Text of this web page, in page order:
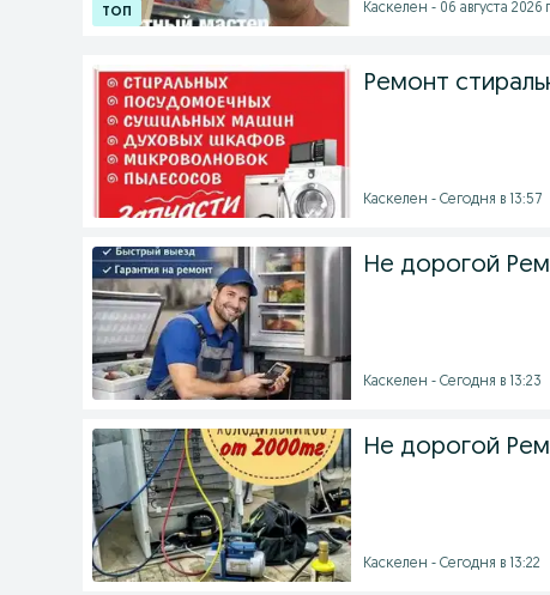
Каскелен - 06 августа 2026
Ремонт
Каскелен - Сегодня в 13:57
Не дорогой
Каскелен - Сегодня в 13:23
Не дорогой
Каскелен - Сегодня в 13:22